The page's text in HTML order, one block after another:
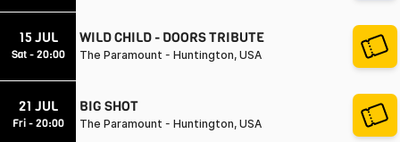
15 JUL
Sat - 20:00
WILD CHILD - DOORS TRIBUTE
The Paramount - Huntington, USA
21 JUL
Fri - 20:00
BIG SHOT
The Paramount - Huntington, USA